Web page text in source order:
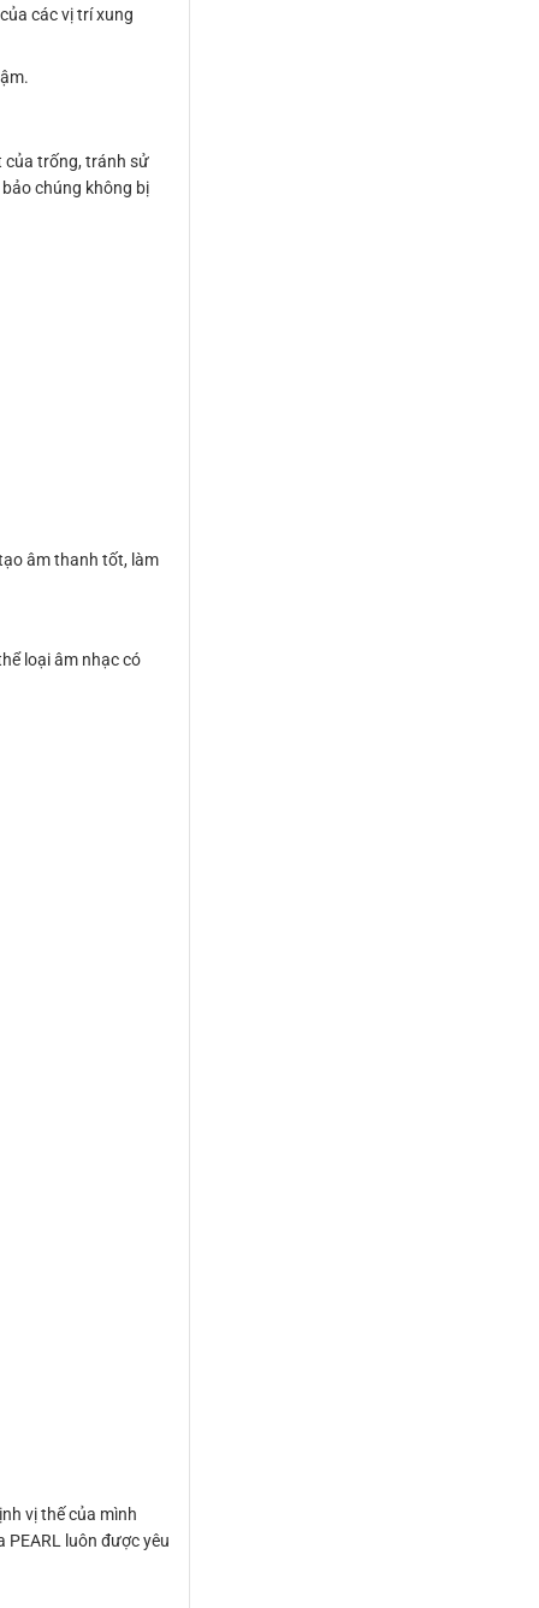
các vị trí xung
của trống, tránh sử
chúng không bị
âm thanh tốt, làm
loại âm nhạc có
vị thế của mình
luôn được yêu